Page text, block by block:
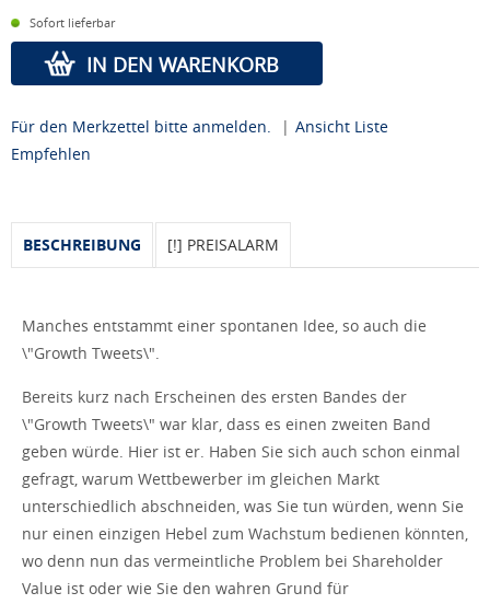
Sofort lieferbar
IN DEN WARENKORB
Für den Merkzettel bitte anmelden. | Ansicht Liste
Empfehlen
BESCHREIBUNG [!] PREISALARM
Manches entstammt einer spontanen Idee, so auch die
\"Growth Tweets\".
Bereits kurz nach Erscheinen des ersten Bandes der
\"Growth Tweets\" war klar, dass es einen zweiten Band
geben würde. Hier ist er. Haben Sie sich auch schon einmal
gefragt, warum Wettbewerber im gleichen Markt
unterschiedlich abschneiden, was Sie tun würden, wenn Sie
nur einen einzigen Hebel zum Wachstum bedienen könnten,
wo denn nun das vermeintliche Problem bei Shareholder
Value ist oder wie Sie den wahren Grund für